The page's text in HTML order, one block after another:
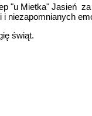
"u Mietka" Jasień
i niezapomnianych
świąt.